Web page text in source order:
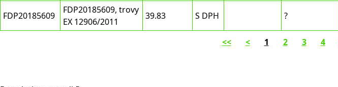
FDP20185609
FDP20185609, trovy
EX 12906/2011
39.83 S DPH ?
<< < 1 2 3 4